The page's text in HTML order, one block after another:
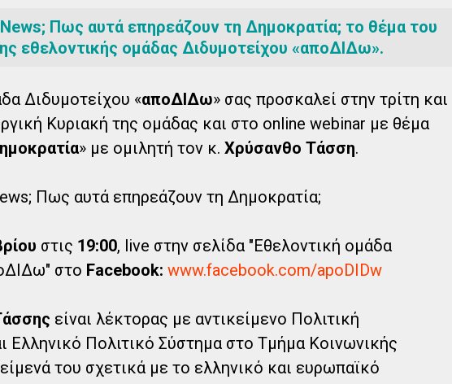
News; Πως αυτά επηρεάζουν τη Δημοκρατία; το θέμα του
εθελοντικής ομάδας Διδυμοτείχου «αποΔΙΔω».
Διδυμοτείχου «αποΔΙΔω» σας προσκαλεί στην τρίτη και
Κυριακή της ομάδας και στο online webinar με θέμα
» με ομιλητή τον κ. Χρύσανθο Τάσση.
Πως αυτά επηρεάζουν τη Δημοκρατία;
στις 19:00, live στην σελίδα "Εθελοντική ομάδα
στο Facebook: www.facebook.com/apoDIDw
είναι λέκτορας με αντικείμενο Πολιτική
Ελληνικό Πολιτικό Σύστημα στο Τμήμα Κοινωνικής
του σχετικά με το ελληνικό και ευρωπαϊκό